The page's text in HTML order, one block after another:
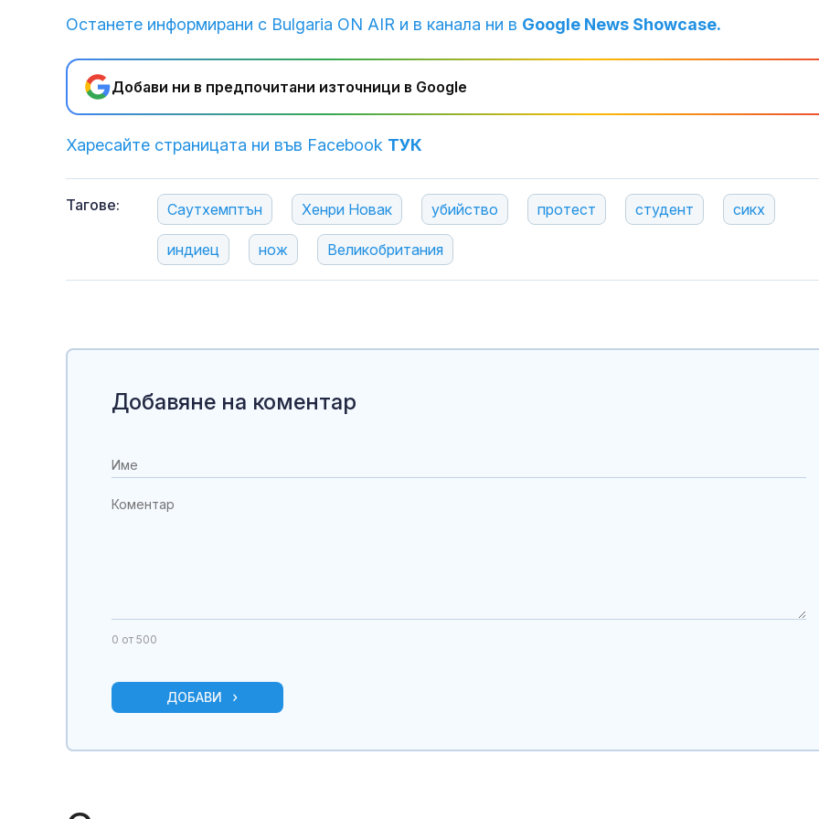
Останете информирани с Bulgaria ON AIR и в канала ни в Google News Showcase.
Добави ни в предпочитани източници в Google
Харесайте страницата ни във Facebook ТУК
Тагове: Саутхемптън Хенри Новак убийство протест студент сикх
индиец нож Великобритания
Добавяне на коментар
0 от 500
ДОБАВИ